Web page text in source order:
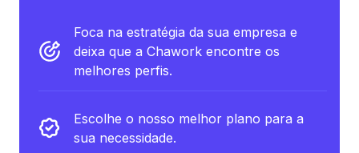
Foca na estratégia da sua empresa e
deixa que a Chawork encontre os
melhores perfis.
Escolhe o nosso melhor plano para a
sua necessidade.